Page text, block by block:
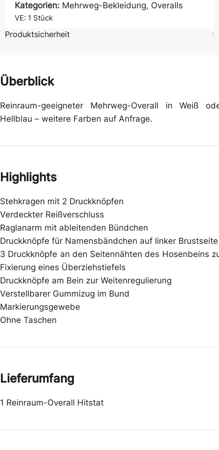
Kategorien: Mehrweg-Bekleidung, Overalls
VE: 1 Stück
Produktsicherheit
Überblick
Reinraum-geeigneter Mehrweg-Overall in Weiß
Hellblau – weitere Farben auf Anfrage.
Highlights
Stehkragen mit 2 Druckknöpfen
Verdeckter Reißverschluss
Raglanarm mit ableitenden Bündchen
Druckknöpfe für Namensbändchen auf linker Brustseite
3 Druckknöpfe an den Seitennähten des Hosenbeins
Fixierung eines Überziehstiefels
Druckknöpfe am Bein zur Weitenregulierung
Verstellbarer Gummizug im Bund
Markierungsgewebe
Ohne Taschen
Lieferumfang
1 Reinraum-Overall Hitstat